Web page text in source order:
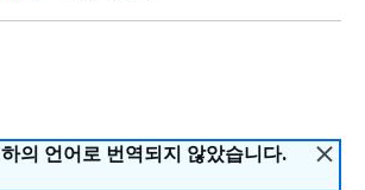
의 언어로 번역되지 않았습니다.